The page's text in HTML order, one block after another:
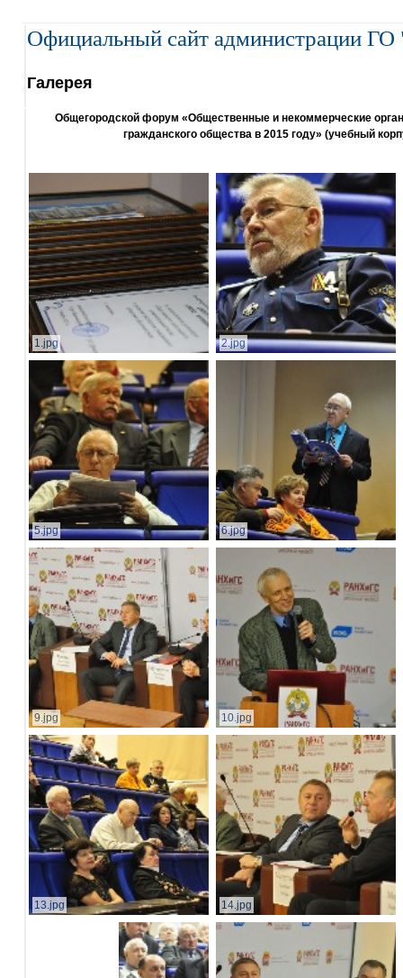
Официальный сайт администрации ГО
Галерея
Общегородской форум «Общественные и некоммерческие
гражданского общества в 2015 году» (учебный
1.jpg 2.jpg
5.jpg 6.jpg
9.jpg 10.jpg
13.jpg 14.jpg